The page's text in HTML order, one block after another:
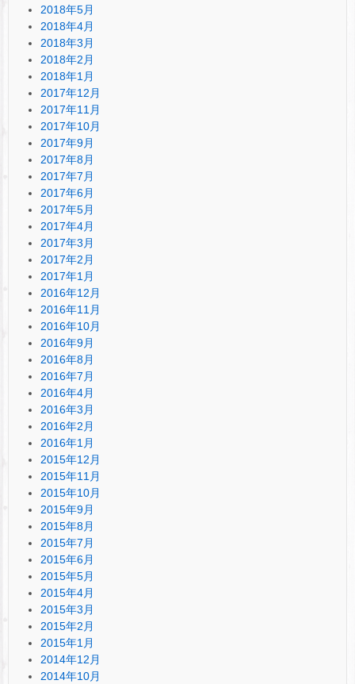
2018年5月
2018年4月
2018年3月
2018年2月
2018年1月
2017年12月
2017年11月
2017年10月
2017年9月
2017年8月
2017年7月
2017年6月
2017年5月
2017年4月
2017年3月
2017年2月
2017年1月
2016年12月
2016年11月
2016年10月
2016年9月
2016年8月
2016年7月
2016年4月
2016年3月
2016年2月
2016年1月
2015年12月
2015年11月
2015年10月
2015年9月
2015年8月
2015年7月
2015年6月
2015年5月
2015年4月
2015年3月
2015年2月
2015年1月
2014年12月
2014年10月